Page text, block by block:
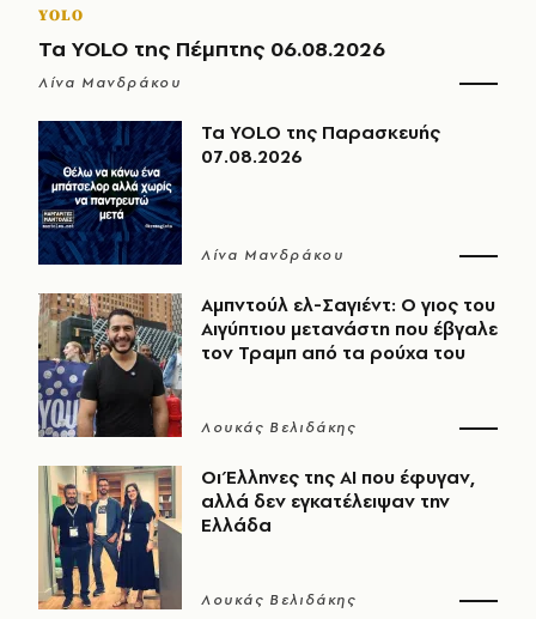
YOLO
Τα YOLO της Πέμπτης 06.08.2026
Λίνα Μανδράκου
Τα YOLO της Παρασκευής
07.08.2026
Λίνα Μανδράκου
Αμπντούλ ελ-Σαγιέντ: Ο γιος του
Αιγύπτιου μετανάστη που έβγαλε
τον Τραμπ από τα ρούχα του
Λουκάς Βελιδάκης
Οι Έλληνες της ΑΙ που έφυγαν,
αλλά δεν εγκατέλειψαν την
Ελλάδα
Λουκάς Βελιδάκης